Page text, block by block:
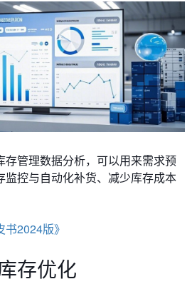
存管理数据分析，可以用来需求预
监控与自动化补货、减少库存成本
2024版》
存优化